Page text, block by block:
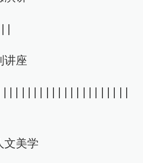
讲座
| | | | | | | | | | | | | | | | | | | |
文美学